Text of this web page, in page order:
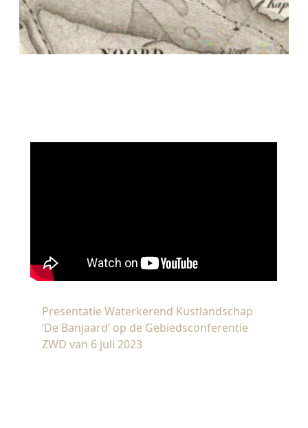
Dwarsdenkers
Pioniers
Presentatie Waterkerend Kustlandschap
‘De Banjaard’ op de Gebiedsconferentie
ZWD van 6 juli 2023